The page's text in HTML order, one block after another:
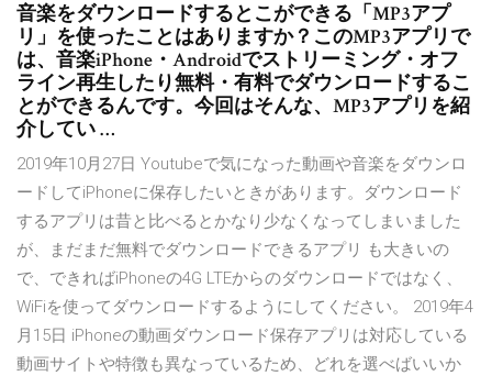
音楽をダウンロードするとこができる「MP3アプ
リ」を使ったことはありますか？このMP3アプリで
は、音楽iPhone・Androidでストリーミング・オフ
ライン再生したり無料・有料でダウンロードするこ
とができるんです。今回はそんな、MP3アプリを紹
介してい …
2019年10月27日 Youtubeで気になった動画や音楽をダウンロ
ードしてiPhoneに保存したいときがあります。ダウンロード
するアプリは昔と比べるとかなり少なくなってしまいました
が、まだまだ無料でダウンロードできるアプリ も大きいの
で、できればiPhoneの4G LTEからのダウンロードではなく、
WiFiを使ってダウンロードするようにしてください。 2019年4
月15日 iPhoneの動画ダウンロード保存アプリは対応している
動画サイトや特徴も異なっているため、どれを選べばいいか